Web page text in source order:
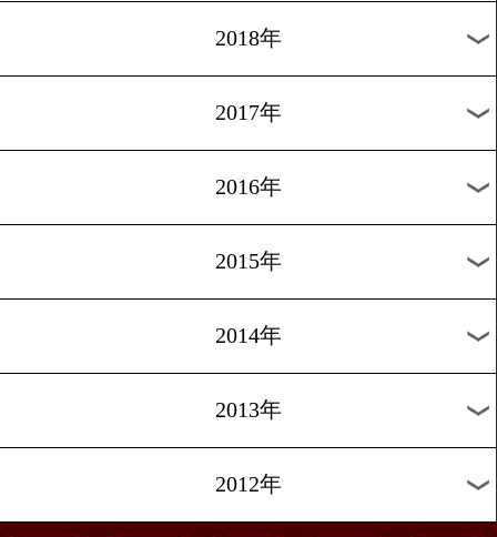
2024年
2023年
2022年
2021年
2019年